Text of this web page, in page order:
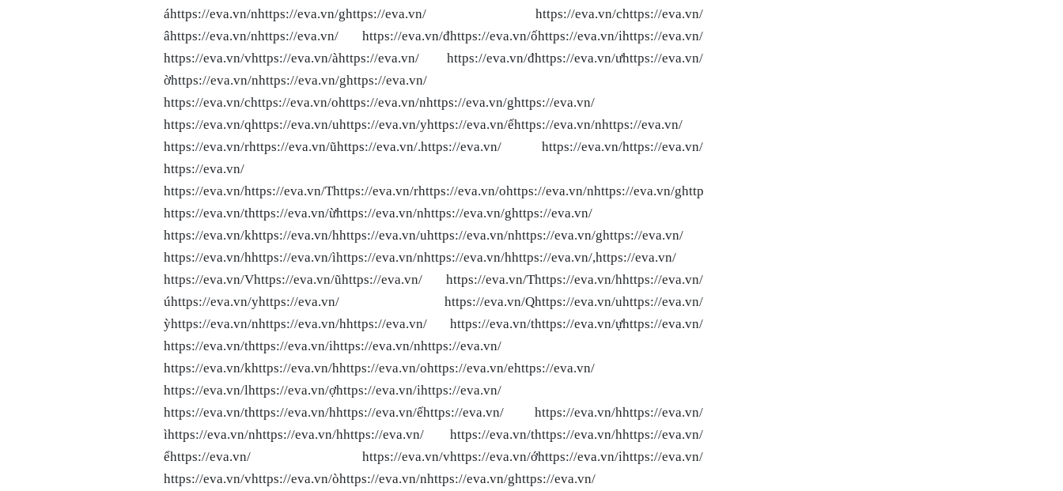
áhttps://eva.vn/nhttps://eva.vn/ghttps://eva.vn/ https://eva.vn/chttps://eva.vn/
âhttps://eva.vn/nhttps://eva.vn/ https://eva.vn/đhttps://eva.vn/ốhttps://eva.vn/ihttps://eva.vn/
https://eva.vn/vhttps://eva.vn/àhttps://eva.vn/ https://eva.vn/đhttps://eva.vn/ưhttps://eva.vn/
ờhttps://eva.vn/nhttps://eva.vn/ghttps://eva.vn/
https://eva.vn/chttps://eva.vn/ohttps://eva.vn/nhttps://eva.vn/ghttps://eva.vn/
https://eva.vn/qhttps://eva.vn/uhttps://eva.vn/yhttps://eva.vn/ếhttps://eva.vn/nhttps://eva.vn/
https://eva.vn/rhttps://eva.vn/ũhttps://eva.vn/.https://eva.vn/ https://eva.vn/https://eva.vn/
https://eva.vn/
https://eva.vn/https://eva.vn/Thttps://eva.vn/rhttps://eva.vn/ohttps://eva.vn/nhttps://eva.vn/ghttps://eva.vn/
https://eva.vn/thttps://eva.vn/ừhttps://eva.vn/nhttps://eva.vn/ghttps://eva.vn/
https://eva.vn/khttps://eva.vn/hhttps://eva.vn/uhttps://eva.vn/nhttps://eva.vn/ghttps://eva.vn/
https://eva.vn/hhttps://eva.vn/ìhttps://eva.vn/nhttps://eva.vn/hhttps://eva.vn/,https://eva.vn/
https://eva.vn/Vhttps://eva.vn/ũhttps://eva.vn/ https://eva.vn/Thttps://eva.vn/hhttps://eva.vn/
úhttps://eva.vn/yhttps://eva.vn/ https://eva.vn/Qhttps://eva.vn/uhttps://eva.vn/
ỳhttps://eva.vn/nhttps://eva.vn/hhttps://eva.vn/ https://eva.vn/thttps://eva.vn/ựhttps://eva.vn/
https://eva.vn/thttps://eva.vn/ihttps://eva.vn/nhttps://eva.vn/
https://eva.vn/khttps://eva.vn/hhttps://eva.vn/ohttps://eva.vn/ehttps://eva.vn/
https://eva.vn/lhttps://eva.vn/ợhttps://eva.vn/ihttps://eva.vn/
https://eva.vn/thttps://eva.vn/hhttps://eva.vn/ếhttps://eva.vn/ https://eva.vn/hhttps://eva.vn/
ìhttps://eva.vn/nhttps://eva.vn/hhttps://eva.vn/ https://eva.vn/thttps://eva.vn/hhttps://eva.vn/
ểhttps://eva.vn/ https://eva.vn/vhttps://eva.vn/ớhttps://eva.vn/ihttps://eva.vn/
https://eva.vn/vhttps://eva.vn/òhttps://eva.vn/nhttps://eva.vn/ghttps://eva.vn/